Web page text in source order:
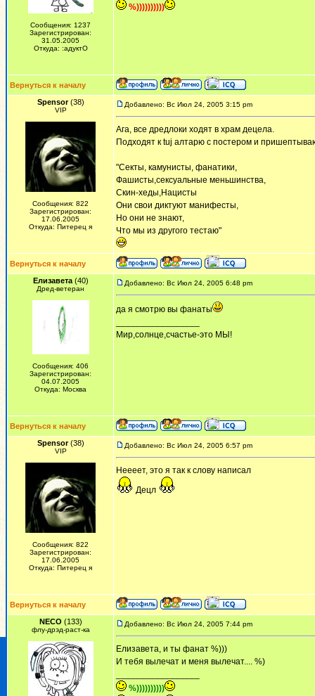
Сообщения: 1237
Зарегистрирован:
31.05.2005
Откуда: :адуктО
%))))))))))
Вернуться к началу
Spensor(38)
VIP
Сообщения: 822
Зарегистрирован:
17.06.2005
Откуда: Питерец я
Добавлено: Вс Июл 24, 2005 3:15 pm
Ага, все дредлоки ходят в храм децела.
Подходят к tuj алтарю с постером и
"Секты, камунисты, фанатики,
Фашисты,сексуальные меньшинства,
Скин-хеды,Нацисты
Они свои диктуют манифесты,
Но они не знают,
Что мы из другого тестаю"
Вернуться к началу
Елизавета(40)
Дред-ветеран
Сообщения: 406
Зарегистрирован:
04.07.2005
Откуда: Москва
Добавлено: Вс Июл 24, 2005 6:48 pm
да я смотрю вы фанаты
Мир,солнце,счастье-это МЫ!
Вернуться к началу
Spensor(38)
VIP
Сообщения: 822
Зарегистрирован:
17.06.2005
Откуда: Питерец я
Добавлено: Вс Июл 24, 2005 6:57 pm
Неееет, это я так к слову написал
Децл
Вернуться к началу
NECO (133)
флу-дрэд-раст-ка
Добавлено: Вс Июл 24, 2005 7:44 pm
Елизавета, и ты фанат %)))
И тебя вылечат и меня вылечат.... %)
%))))))))))